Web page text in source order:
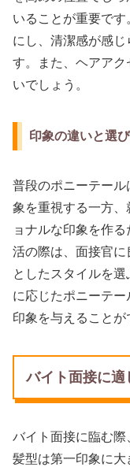
いることが重要で
にし、清潔感が感
す。また、ヘアアク
いでしょう。
印象の違いと選
普段のポニーテー
象を重視する一方
ョナルな印象を作
活の際は、面接官
としたスタイルを
に応じたポニーテ
印象を与えることが
バイト面接に適
バイト面接に臨む
髪型は第一印象に